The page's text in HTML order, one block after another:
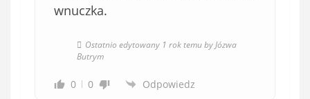
wnuczka.
Ostatnio edytowany 1 rok temu by Józwa
Butrym
0 0 Odpowiedz